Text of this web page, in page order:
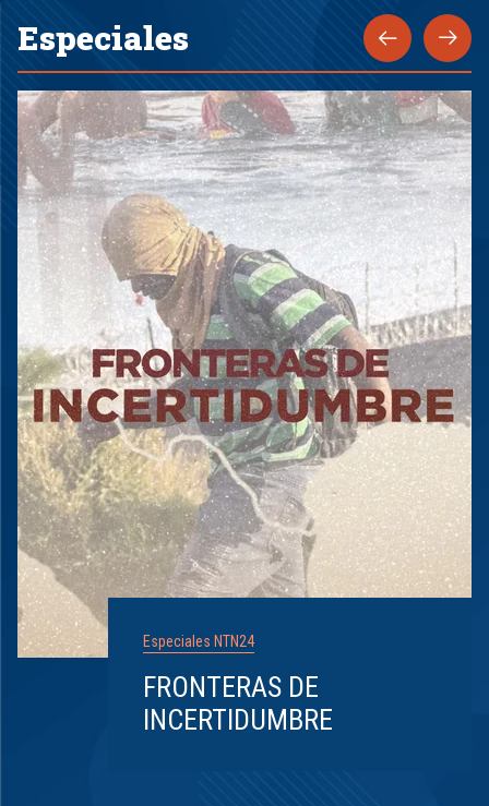
Especiales
Especiales NTN24
FRONTERAS DE
INCERTIDUMBRE